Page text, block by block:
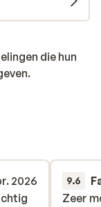
die hun
2026
9.6
Zeer
Zeer